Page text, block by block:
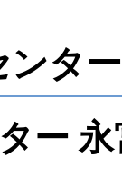
ンタ
ー